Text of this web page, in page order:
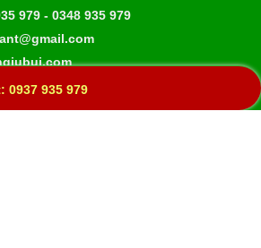
979 - 0348 935 979
0937 935 979